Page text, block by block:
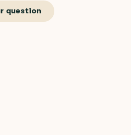
question